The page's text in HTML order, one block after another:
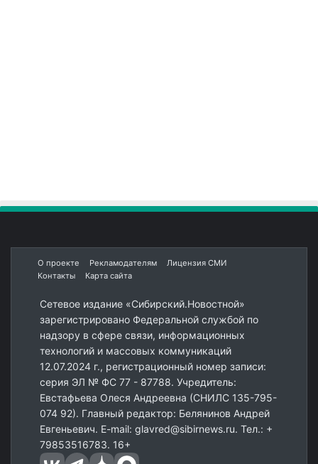
О проекте Рекламодателям
Лицензия СМИ
Контакты
Карта сайта
Сетевое издание «Сибирский.Новостной»
зарегистрировано Федеральной службой по
надзору в сфере связи, информационных
технологий и массовых коммуникаций
12.07.2024 г., регистрационный номер записи:
серия ЭЛ № ФС 77 - 87788. Учредитель:
Евстафьева Олеся Андреевна (СНИЛС 135-795-
074 92). Главный редактор: Белянинов Андрей
Евгеньевич. E-mail: glavred@sibirnews.ru. Тел.: +
79853516783. 16+